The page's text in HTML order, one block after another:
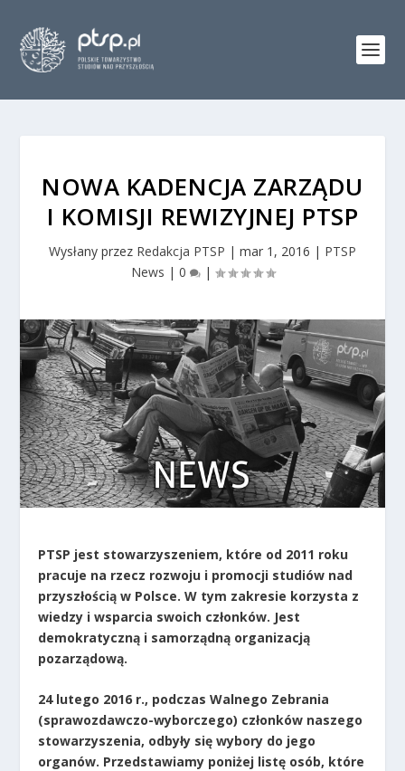
NOWA KADENCJA ZARZĄDU
I KOMISJI REWIZYJNEJ PTSP
Wysłany przez Redakcja PTSP | mar 1, 2016 | PTSP
News | 0 |
PTSP jest stowarzyszeniem, które od 2011 roku
pracuje na rzecz rozwoju i promocji studiów nad
przyszłością w Polsce. W tym zakresie korzysta z
wiedzy i wsparcia swoich członków. Jest
demokratyczną i samorządną organizacją
pozarządową.
24 lutego 2016 r., podczas Walnego Zebrania
(sprawozdawczo-wyborczego) członków naszego
stowarzyszenia, odbyły się wybory do jego
organów. Przedstawiamy poniżej listę osób, które